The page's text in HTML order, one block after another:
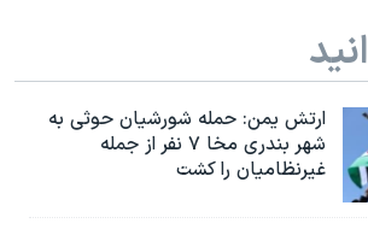
ارتش یمن: حمله شورشیان حوثی به
شهر بندری مخا ۷ نفر از جمله
غیرنظامیان را کشت